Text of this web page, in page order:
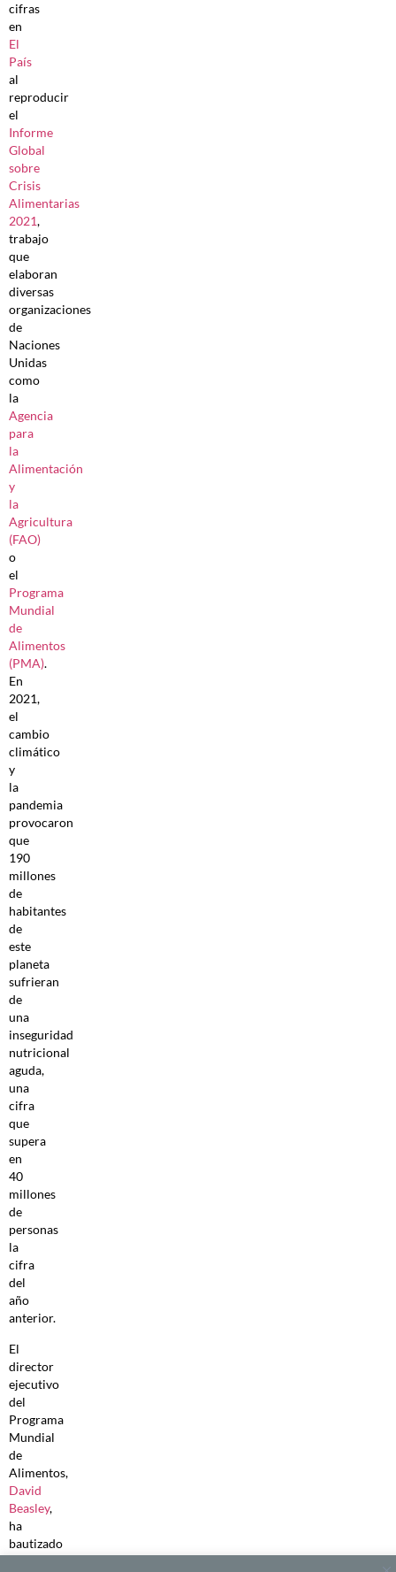
cifras
en
El
País
al
reproducir
el
Informe
Global
sobre
Crisis
Alimentarias
2021,
trabajo
que
elaboran
diversas
organizaciones
de
Naciones
Unidas
como
la
Agencia
para
la
Alimentación
y
la
Agricultura
(FAO)
o
el
Programa
Mundial
de
Alimentos
(PMA).
En
2021,
el
cambio
climático
y
la
pandemia
provocaron
que
190
millones
de
habitantes
de
este
planeta
sufrieran
de
una
inseguridad
nutricional
aguda,
una
cifra
que
supera
en
40
millones
de
personas
la
cifra
del
año
anterior.
El
director
ejecutivo
del
Programa
Mundial
de
Alimentos,
David
Beasley,
ha
bautizado